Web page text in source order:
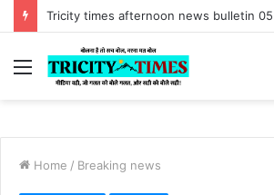
Tricity times afternoon news bulletin
Menu
Home / Breaking news